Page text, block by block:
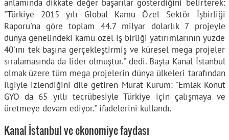
anlamında dikkate değer başarılar gösterdiğini belirterek:
"Türkiye 2015 yılı Global Kamu Özel Sektör İşbirliği
Raporu'na göre toplam 44.7 milyar dolarlık 7 projeyle
dünya genelindeki kamu özel iş birliği yatırımlarının yüzde
40'ını tek başına gerçekleştirmiş ve küresel mega projeler
sıralamasında da lider olmuştur." dedi. Başta Kanal İstanbul
olmak üzere tüm mega projelerin dünya ülkeleri tarafından
ilgiyle izlendiğini dile getiren Murat Kurum: "Emlak Konut
GYO da 65 yıllı tecrübesiyle Türkiye için çalışmaya ve
üretmeye devam ediyor." ifadelerini kullandı.
Kanal İstanbul ve ekonomiye faydası